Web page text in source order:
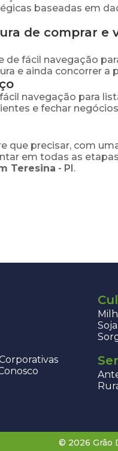
baseadas em
de comprar e
de fácil navegação
e ainda concorrer a
navegação para
e fechar
que precisar, com
em todas as
Teresina - PI.
Soja
© 2026 Grão